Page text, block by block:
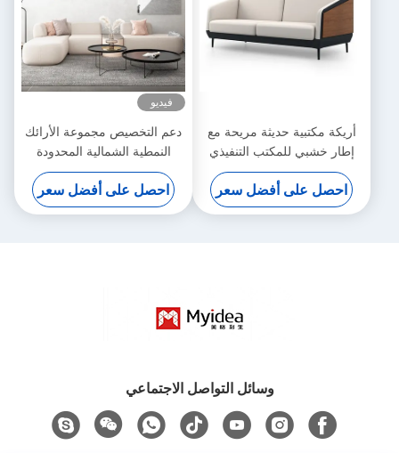
أريكة مكتبية حديثة مريحة مع
إطار خشبي للمكتب التنفيذي
احصل على أفضل سعر
فيديو
دعم التخصيص مجموعة الأرائك
النمطية الشمالية المحدودة
للمكتب / غرفة النوم القوس
المبتكر للشقة المعيشة التقليدية
أو استخدام الفيلا
احصل على أفضل سعر
وسائل التواصل الاجتماعي